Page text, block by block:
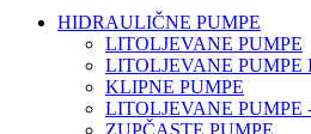
HIDRAULIČNE PUMPE
LITOLJEVANE PUMPE
LITOLJEVANE
KLIPNE PUMPE
LITOLJEVANE PUMPE
ZUPČASTE PUMPE